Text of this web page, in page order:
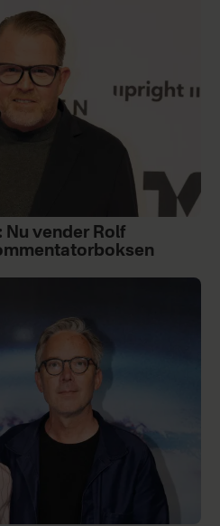
Nu vender Rolf